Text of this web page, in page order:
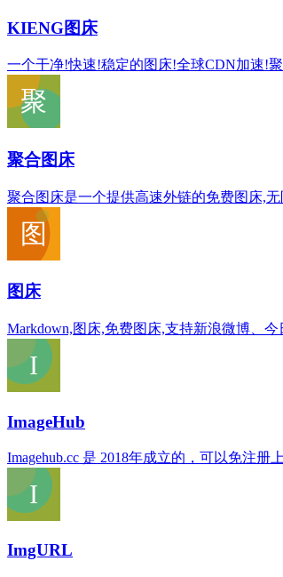
KIENG图床
一个干净!快速!稳定的图床!全球CDN加速!
聚合图床
聚合图床是一个提供高速外链的免费图床,
图床
Markdown,图床,免费图床,支持新浪微博、今
ImageHub
Imagehub.cc 是 2018年成立的，可以免注
ImgURL